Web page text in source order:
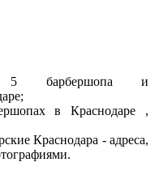
барбершопа и
в Краснодаре ,
Краснодара - адреса,